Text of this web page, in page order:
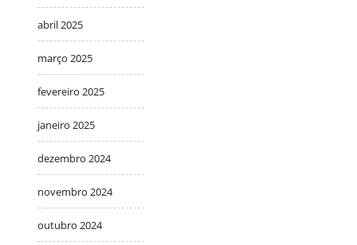
abril 2025
março 2025
fevereiro 2025
janeiro 2025
dezembro 2024
novembro 2024
outubro 2024